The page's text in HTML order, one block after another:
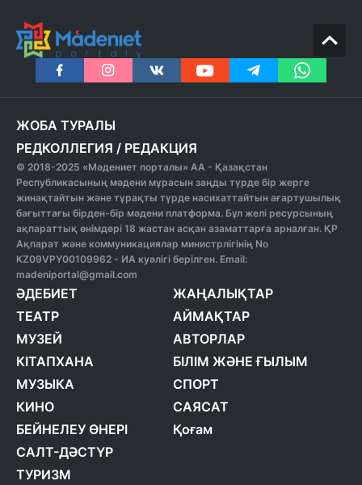
ЖОБА ТУРАЛЫ
РЕДКОЛЛЕГИЯ / РЕДАКЦИЯ
© 2018-2025 «Мәдениет порталы» АА - Қазақстан
Республикасының мәдени мұрасын заңды түрде бір жерге
жинақтайтын және тұрақты түрде насихаттайтын ағартушылық
бағыттағы бірден-бір мәдени платформа. Бұл желі ресурсының
ақпараттық өнімдері 18 жастан асқан азаматтарға арналған. ҚР
Ақпарат және коммуникациялар министрлігінің No
KZ09VPY00109962 - ИА куәлігі берілген. Email:
madeniportal@gmail.com
ӘДЕБИЕТ
ТЕАТР
МУЗЕЙ
КІТАПХАНА
МУЗЫКА
КИНО
БЕЙНЕЛЕУ ӨНЕРІ
САЛТ-ДӘСТҮР
ТУРИЗМ
ЖАҢАЛЫҚТАР
АЙМАҚТАР
АВТОРЛАР
БІЛІМ ЖӘНЕ ҒЫЛЫМ
СПОРТ
САЯСАТ
Қоғам